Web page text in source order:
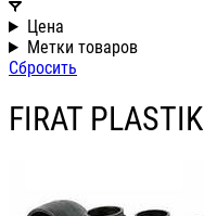
Цена
Метки товаров
Сбросить
FIRAT PLASTIK